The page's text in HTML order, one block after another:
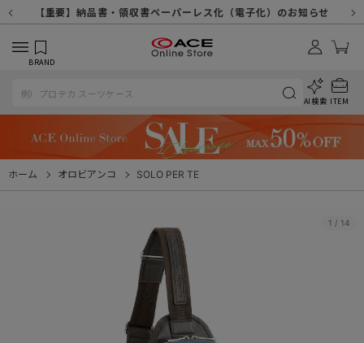
【重要】令和８年熊本地震に伴う配送への影響について
【重要】納品書・領収書ペーパーレス化（電子化）のお知らせ
【重要】天候不良や交通状況・物量増等に伴う配送への影響について
【重要】悪質な詐欺サイトにご注意ください
【重要】各種メールが届かない場合に関しまして
【重要】お問い合わせのご対応に関しまして
【重要】SNSのなりすまし詐欺にご注意ください
BRAND
AI検索 ITEM
ホーム オロビアンコ SOLO PER TE
1 / 14